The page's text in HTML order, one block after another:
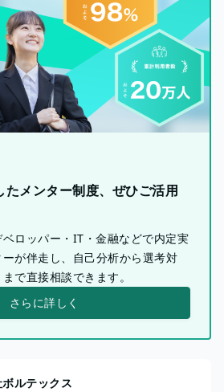
メンター制度、ぜひご活用
ロッパー・IT・金融などで内定実
が伴走し、自己分析から選考対
で直接相談できます。
さらに詳しく
ルテックス